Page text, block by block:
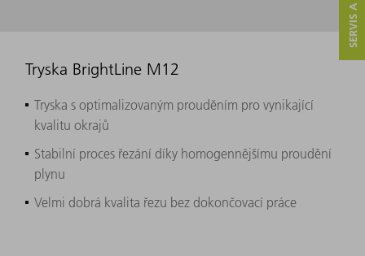
Tryska BrightLine M12
Tryska s optimalizovaným prouděním pro vynikající
kvalitu okrajů
Stabilní proces řezání díky homogennějšímu proudění
plynu
Velmi dobrá kvalita řezu bez dokončovací práce